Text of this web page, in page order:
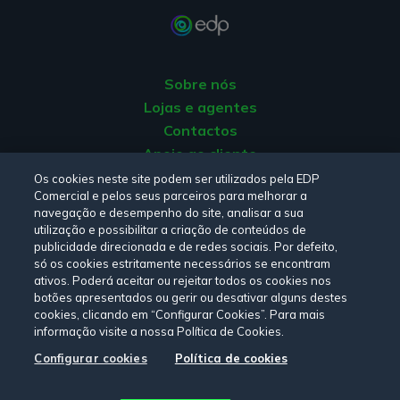
elétricos (tipologia 5), estes pequenos veículos
incluem trotinetas, skates, patins, hoverboards,
hoverkarts ou monociclos. Aqui há que ter em atenção
que, para utilização na via pública, a potência destes
dispositivos está limitada a 250W, enquanto as
bicicletas já podem ter 1000W. Ao todo - incluindo as
motas e scooters elétricas - nesta categoria há 525
mil euros e 1.050 incentivos disponíveis, com a
comparticipação de 50% a ter um teto de 500€.
Para beneficiar dos apoios, precisa de se registar no
site do Fundo Ambiental primeiro. Só depois é que
poderásubmeter a candidatura. Os incentivos são
válidos para empresas e particulares e as candidaturas
Sobre nós
Lojas e agentes
Contactos
Apoio ao cliente
Origem da energia
Livro de reclamações
Consulte a nossa Política de privacidade, Política de cookies
Termos e CondiçõeseDeclaração de Acessibilidade.
Siga-nos:
Os cookies neste site podem ser utilizados pela EDP
Comercial e pelos seus parceiros para melhorar a
navegação e desempenho do site, analisar a sua
utilização e possibilitar a criação de conteúdos de
publicidade direcionada e de redes sociais. Por defeito,
só os cookies estritamente necessários se encontram
ativos. Poderá aceitar ou rejeitar todos os cookies nos
botões apresentados ou gerir ou desativar alguns destes
cookies, clicando em “Configurar Cookies”. Para mais
informação visite a nossa Política de Cookies.
Configurar cookies
Política de cookies